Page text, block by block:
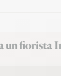
un fiorista